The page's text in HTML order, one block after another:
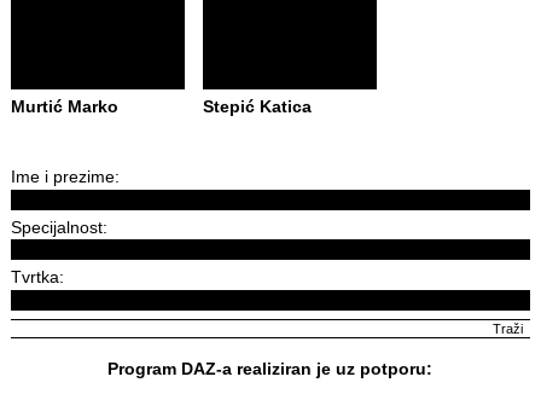
Murtić Marko Stepić Katica
Ime i prezime:
Specijalnost:
Tvrtka:
Program DAZ-a realiziran je uz potporu: